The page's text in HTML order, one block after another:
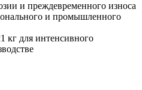
и преждевременного износа
и промышленного
кг для интенсивного